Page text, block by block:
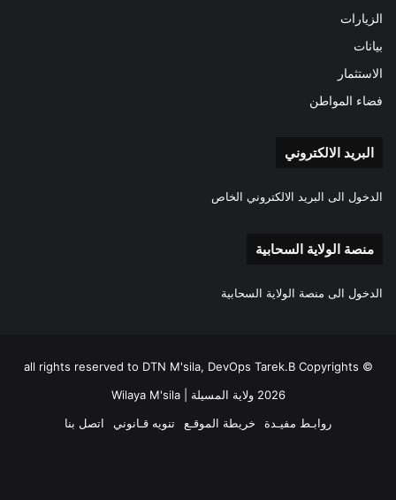
الزيارات
بيانات
الاستثمار
فضاء المواطن
البريد الالكتروني
الدخول الى البريد الالكتروني الخاص
منصة الولاية السحابية
الدخول الى منصة الولاية السحابية
all rights reserved to DTN M'sila, DevOps Tarek.B Copyrights ©
2026 ولاية المسيلة | Wilaya M'sila
روابـط مفيـدة
خريطة الموقـع تنويه قـانوني اتصل بنا